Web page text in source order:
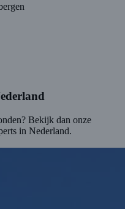
Bekijk dan onze
in Nederland.